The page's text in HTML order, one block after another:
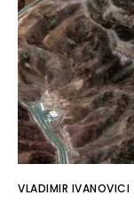
VLADIMIR IVANOVICI